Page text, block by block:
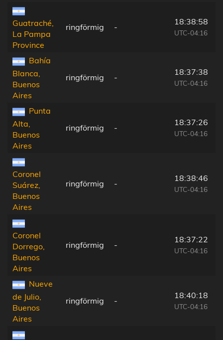
Guatraché,
La Pampa
Province
ringförmig -
18:38:58
UTC-04:16
Bahía
Blanca,
Buenos
Aires
ringförmig -
18:37:38
UTC-04:16
Punta
Alta,
Buenos
Aires
ringförmig -
18:37:26
UTC-04:16
Coronel
Suárez,
Buenos
Aires
ringförmig -
18:38:46
UTC-04:16
Coronel
Dorrego,
Buenos
Aires
ringförmig -
18:37:22
UTC-04:16
Nueve
de Julio,
Buenos
Aires
ringförmig -
18:40:18
UTC-04:16